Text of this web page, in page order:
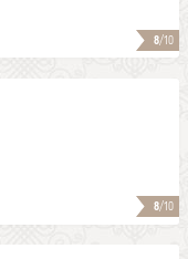
8/10
8/10